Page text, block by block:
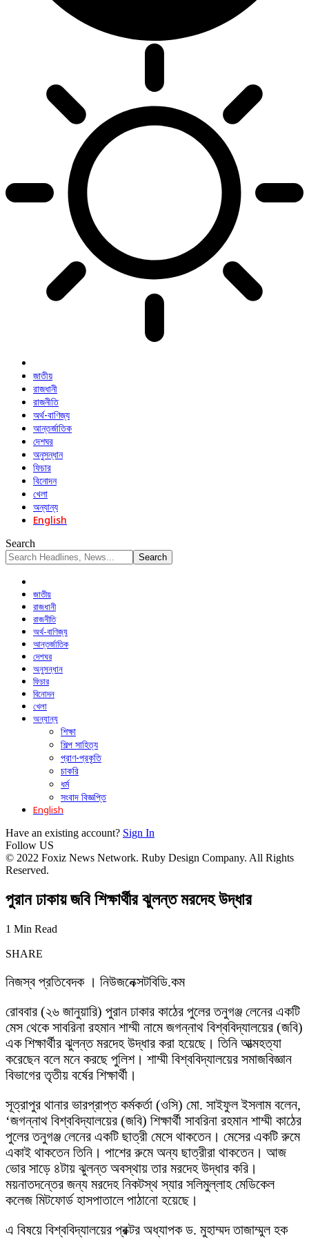
জাতীয়
রাজধানী
রাজনীতি
অর্থ-বাণিজ্য
আন্তর্জাতিক
দেশঘর
অনুসন্ধান
ফিচার
বিনোদন
খেলা
অন্যান্য
English
Search
জাতীয়
রাজধানী
রাজনীতি
অর্থ-বাণিজ্য
আন্তর্জাতিক
দেশঘর
অনুসন্ধান
ফিচার
বিনোদন
খেলা
অন্যান্য
শিক্ষা
শিল্প সাহিত্য
প্রাণ-প্রকৃতি
চাকরি
ধর্ম
সংবাদ বিজ্ঞপ্তি
English
Have an existing account? Sign In
Follow US
© 2022 Foxiz News Network. Ruby Design Company. All Rights
Reserved.
পুরান ঢাকায় জবি শিক্ষার্থীর ঝুলন্ত মরদেহ উদ্ধার
1 Min Read
SHARE
নিজস্ব প্রতিবেদক । নিউজনেক্সটবিডি.কম
রোববার (২৬ জানুয়ারি) পুরান ঢাকার কাঠের পুলের তনুগঞ্জ লেনের একটি
মেস থেকে সাবরিনা রহমান শাম্মী নামে জগন্নাথ বিশ্ববিদ্যালয়ের (জবি)
এক শিক্ষার্থীর ঝুলন্ত মরদেহ উদ্ধার করা হয়েছে। তিনি আত্মহত্যা
করেছেন বলে মনে করছে পুলিশ। শাম্মী বিশ্ববিদ্যালয়ের সমাজবিজ্ঞান
বিভাগের তৃতীয় বর্ষের শিক্ষার্থী।
সূত্রাপুর থানার ভারপ্রাপ্ত কর্মকর্তা (ওসি) মো. সাইফুল ইসলাম বলেন,
‘জগন্নাথ বিশ্ববিদ্যালয়ের (জবি) শিক্ষার্থী সাবরিনা রহমান শাম্মী কাঠের
পুলের তনুগঞ্জ লেনের একটি ছাত্রী মেসে থাকতেন। মেসের একটি রুমে
একাই থাকতেন তিনি। পাশের রুমে অন্য ছাত্রীরা থাকতেন। আজ
ভোর সাড়ে ৪টায় ঝুলন্ত অবস্থায় তার মরদেহ উদ্ধার করি।
ময়নাতদন্তের জন্য মরদেহ নিকটস্থ স্যার সলিমুল্লাহ মেডিকেল
কলেজ মিটফোর্ড হাসপাতালে পাঠানো হয়েছে।
এ বিষয়ে বিশ্ববিদ্যালয়ের প্রক্টর অধ্যাপক ড. মুহাম্মদ তাজাম্মুল হক